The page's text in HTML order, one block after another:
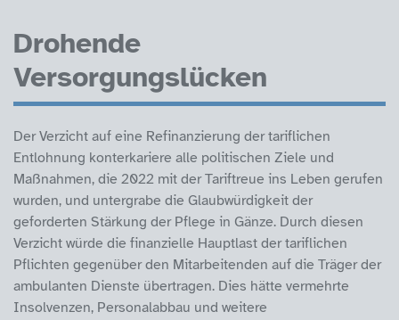
Drohende
Versorgungslücken
Der Verzicht auf eine Refinanzierung der tariflichen
Entlohnung konterkariere alle politischen Ziele und
Maßnahmen, die 2022 mit der Tariftreue ins Leben gerufen
wurden, und untergrabe die Glaubwürdigkeit der
geforderten Stärkung der Pflege in Gänze. Durch diesen
Verzicht würde die finanzielle Hauptlast der tariflichen
Pflichten gegenüber den Mitarbeitenden auf die Träger der
ambulanten Dienste übertragen. Dies hätte vermehrte
Insolvenzen, Personalabbau und weitere